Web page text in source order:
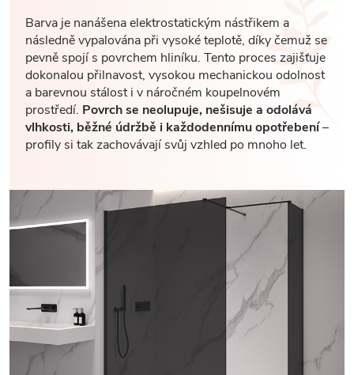
Barva je nanášena elektrostatickým nástřikem a
následně vypalována při vysoké teplotě, díky čemuž se
pevně spojí s povrchem hliníku. Tento proces zajišťuje
dokonalou přilnavost, vysokou mechanickou odolnost
a barevnou stálost i v náročném koupelnovém
prostředí. Povrch se neolupuje, nešisuje a odolává
vlhkosti, běžné údržbě i každodennímu opotřebení–
profily si tak zachovávají svůj vzhled po mnoho let.